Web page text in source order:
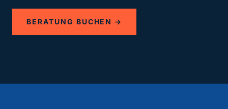
BERATUNG BUCHEN →